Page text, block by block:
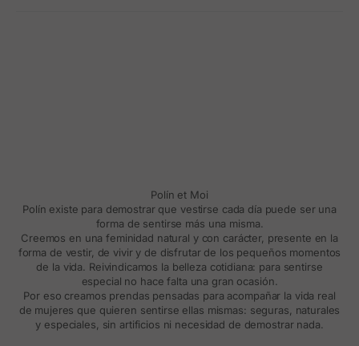
Polín et Moi
Polín existe para demostrar que vestirse cada día puede ser una
forma de sentirse más una misma.
Creemos en una feminidad natural y con carácter, presente en la
forma de vestir, de vivir y de disfrutar de los pequeños momentos
de la vida. Reivindicamos la belleza cotidiana: para sentirse
especial no hace falta una gran ocasión.
Por eso creamos prendas pensadas para acompañar la vida real
de mujeres que quieren sentirse ellas mismas: seguras, naturales
y especiales, sin artificios ni necesidad de demostrar nada.